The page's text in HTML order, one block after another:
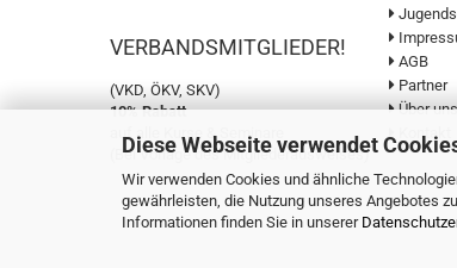
Diese Webseite verwendet
Wir verwenden Cookies und ähnliche
gewährleisten, die Nutzung unseres Angebotes
Informationen finden Sie in unserer
VERBANDSMITGLIEDER!
(VKD, ÖKV, SKV)
10% Rabatt
auf alle Kurse & Seminare
(Bei Vorlage des Mitgliederausweises)
AGB
Partner
Über uns
Kontakt